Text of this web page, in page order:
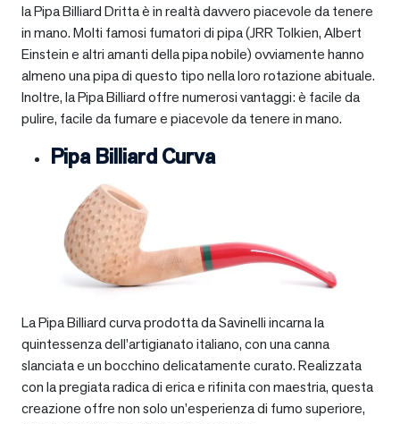
la Pipa Billiard Dritta è in realtà davvero piacevole da tenere
in mano. Molti famosi fumatori di pipa (JRR Tolkien, Albert
Einstein e altri amanti della pipa nobile) ovviamente hanno
almeno una pipa di questo tipo nella loro rotazione abituale.
Inoltre, la Pipa Billiard offre numerosi vantaggi: è facile da
pulire, facile da fumare e piacevole da tenere in mano.
Pipa Billiard Curva
La Pipa Billiard curva prodotta da Savinelli incarna la
quintessenza dell’artigianato italiano, con una canna
slanciata e un bocchino delicatamente curato. Realizzata
con la pregiata radica di erica e rifinita con maestria, questa
creazione offre non solo un’esperienza di fumo superiore,